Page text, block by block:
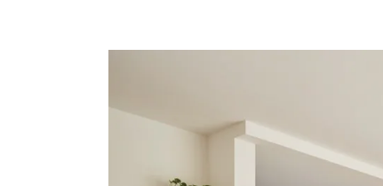
よくある質問
ご利用者の声・実例